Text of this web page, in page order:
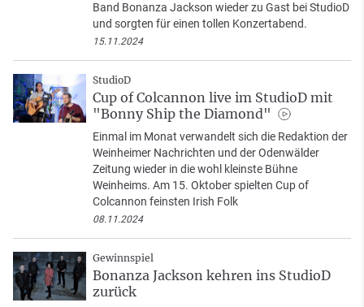
Band Bonanza Jackson wieder zu Gast bei StudioD
und sorgten für einen tollen Konzertabend.
15.11.2024
StudioD
Cup of Colcannon live im StudioD mit
"Bonny Ship the Diamond"
Einmal im Monat verwandelt sich die Redaktion der
Weinheimer Nachrichten und der Odenwälder
Zeitung wieder in die wohl kleinste Bühne
Weinheims. Am 15. Oktober spielten Cup of
Colcannon feinsten Irish Folk
08.11.2024
Gewinnspiel
Bonanza Jackson kehren ins StudioD
zurück